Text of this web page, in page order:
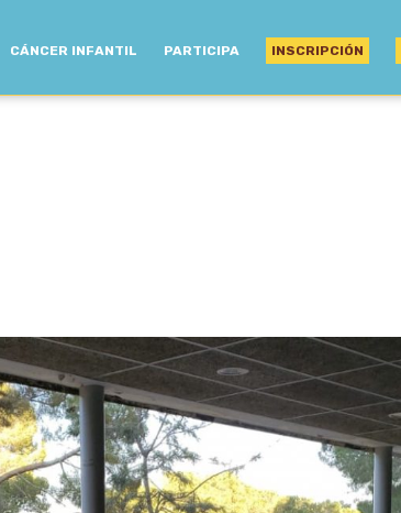
CÁNCER INFANTIL PARTICIPA INSCRIPCIÓN